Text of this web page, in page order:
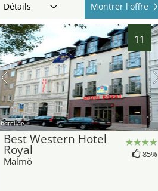
Détails Montrer l'offre
11
hotel.de
Best Western Hotel
Royal
Malmö
85%